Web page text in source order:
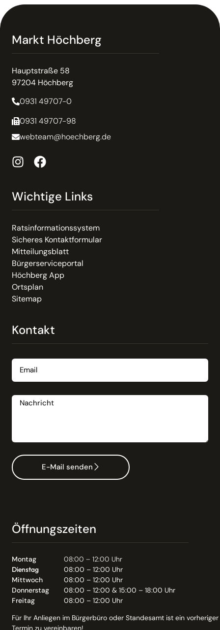
Markt Höchberg
Hauptstraße 58
97204 Höchberg
0931 49707-0
0931 49707-98
webteam@hoechberg.de
Wichtige Links
Ratsinformationssystem
Sicheres Kontaktformular
Mitteilungsblatt
Bürgerserviceportal
Höchberg App
Ortsplan
Sitemap
Kontakt
E-Mail senden
Öffnungszeiten
Montag
08:00 – 12:00 Uhr
Dienstag
08:00 – 12:00 Uhr
Mittwoch
08:00 – 12:00 Uhr
Donnerstag
08:00 – 12:00 & 15:00 – 18:00 Uhr
Freitag
08:00 – 12:00 Uhr
Für Ihr Anliegen im Bürgerbüro oder Standesamt ist ein vorheriger
Termin zu vereinbaren!